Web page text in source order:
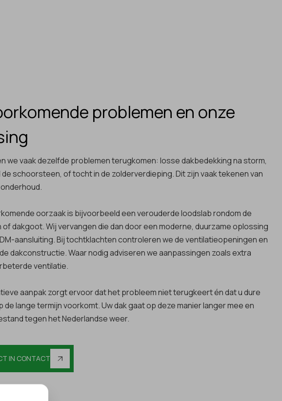
problemen en onze
we vaak dezelfde problemen terugkomen: losse dakbedekking na storm,
schoorsteen, of tocht in de zolderverdieping. Dit zijn vaak tekenen van
oorzaak is bijvoorbeeld een verouderde loodslab rondom de
dakgoot. Wij vervangen die dan door een moderne, duurzame oplossing
aansluiting. Bij tochtklachten controleren we de ventilatieopeningen en
dakconstructie. Waar nodig adviseren we aanpassingen zoals extra
ventilatie.
aanpak zorgt ervoor dat het probleem niet terugkeert én dat u dure
de lange termijn voorkomt. Uw dak gaat op deze manier langer mee en
tegen het Nederlandse weer.
IN CONTACT